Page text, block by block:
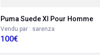
Puma Suede Xl Pour Homme
Vendu par : sarenza
100€